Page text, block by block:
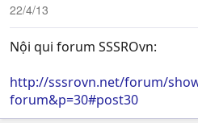
22/4/13
Nội qui forum SSSROvn:
http://sssrovn.net/forum/
forum&p=30#post30